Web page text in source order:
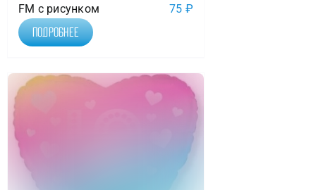
FM с рисунком 75 ₽
Подробнее